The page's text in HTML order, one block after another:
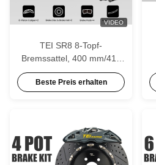
VIDEO
TEI SR8 8-Topf-
Bremssattel, 400 mm/410
mm/420 mm Rotor vorne,
großes Bremsen-Set für
Beste Preis erhalten